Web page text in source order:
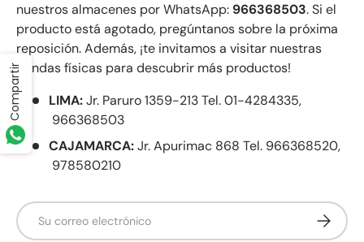
nuestros almacenes por WhatsApp: 966368503. Si el
producto está agotado, pregúntanos sobre la próxima
reposición. Además, ¡te invitamos a visitar nuestras
tiendas físicas para descubrir más productos!
LIMA:Jr. Paruro 1359-213 Tel. 01-4284335,
966368503
CAJAMARCA:Jr. Apurimac 868 Tel. 966368520,
978580210
Correo electrónico
Compartir